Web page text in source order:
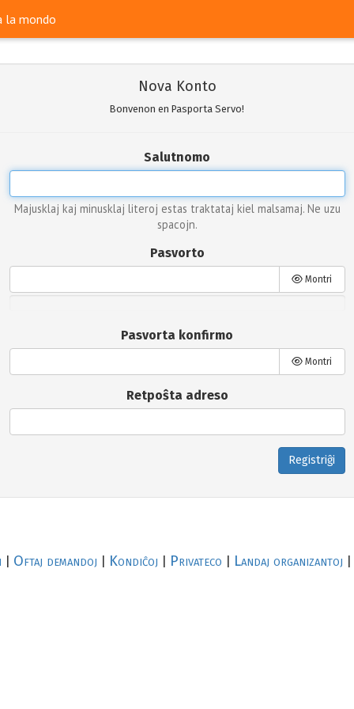
la mondo
Nova Konto
Bonvenon en Pasporta Servo!
Salutnomo
Majusklaj kaj minusklaj literoj estas traktataj kiel malsamaj. Ne uzu
spacojn.
Pasvorto
Montri
Pasvorta konfirmo
Montri
Retpoŝta adreso
Registriĝi
Oftaj demandoj Kondiĉoj Privateco Landaj organizantoj